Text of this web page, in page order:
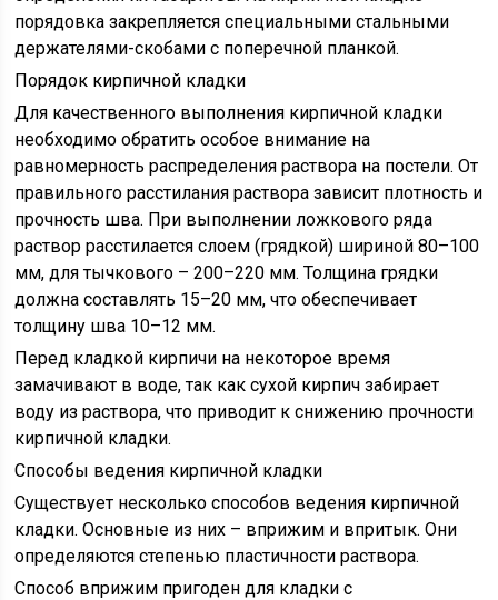
порядовка закрепляется специальными стальными
держателями-скобами с поперечной планкой.
Порядок кирпичной кладки
Для качественного выполнения кирпичной кладки
необходимо обратить особое внимание на
равномерность распределения раствора на постели. От
правильного расстилания раствора зависит плотность и
прочность шва. При выполнении ложкового ряда
раствор расстилается слоем (грядкой) шириной 80–100
мм, для тычкового – 200–220 мм. Толщина грядки
должна составлять 15–20 мм, что обеспечивает
толщину шва 10–12 мм.
Перед кладкой кирпичи на некоторое время
замачивают в воде, так как сухой кирпич забирает
воду из раствора, что приводит к снижению прочности
кирпичной кладки.
Способы ведения кирпичной кладки
Существует несколько способов ведения кирпичной
кладки. Основные из них – вприжим и впритык. Они
определяются степенью пластичности раствора.
Способ вприжим пригоден для кладки с